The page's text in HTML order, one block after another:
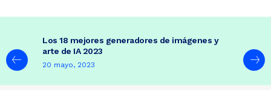
Los 18 mejores generadores de imágenes y
arte de IA 2023
20 mayo, 2023